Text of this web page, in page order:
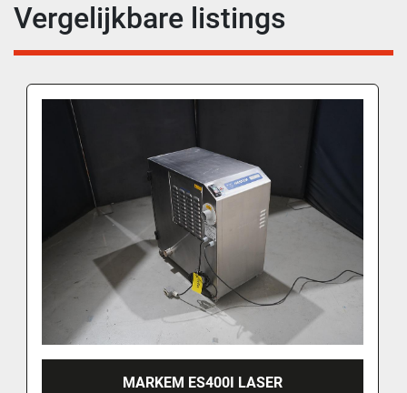
Vergelijkbare listings
MARKEM ES400I LASER